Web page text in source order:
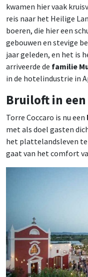
kwamen hier vaak
reis naar het Heilige
boeren, die hier een
gebouwen en stevige
jaar geleden, en het is
arriveerde de familie
in de hotelindustrie in
Bruiloft in
Torre Coccaro is nu een
met als doel gasten
het plattelandsleven
gaat van het comfort